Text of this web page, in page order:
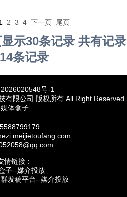
1 2 3 4 下一页 尾页
示30条记录 共有记录
条记录
号-1
有限公司 版权所有 All Right Reserved.
媒体盒子
情链接：
子--媒介投放
发稿平台--媒介投放